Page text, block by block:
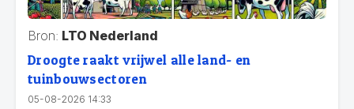
Bron: LTO Nederland
Droogte raakt vrijwel alle land- en
tuinbouwsectoren
05-08-2026 14:33